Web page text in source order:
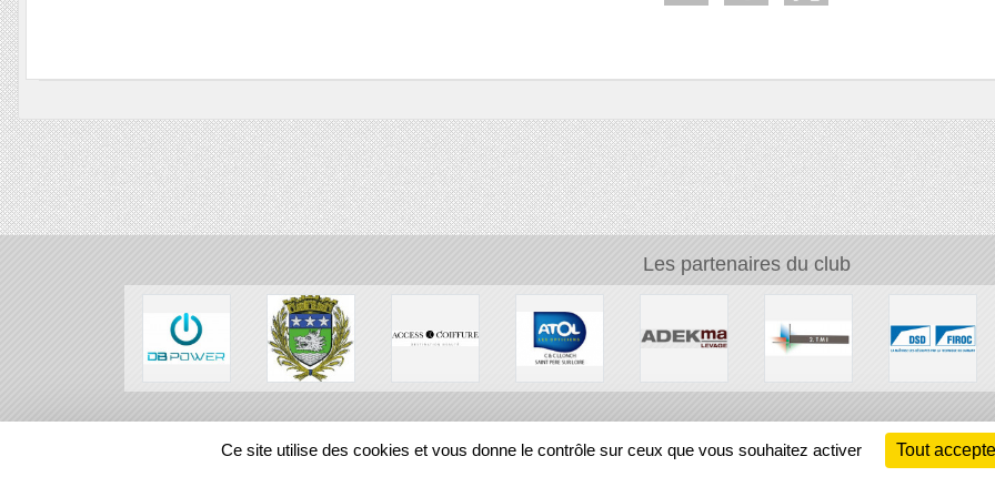
Les partenaires du club
REGIONS
Ce site utilise des cookies et vous donne le contrôle sur ceux que vous souhaitez activer Tout